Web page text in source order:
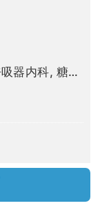
内科, 消化器科, 循環器内科, 呼吸器内科, 糖尿病内科, 神経内科, 整形外科, 皮膚科, 眼科, リハビリテーション科, 放射線科, 外科